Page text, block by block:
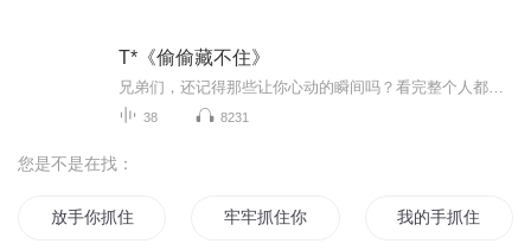
T*《偷偷藏不住》
38 8231
您是不是在找：
放手你抓住了我的灵魂 牢牢抓住你 我的手抓住了希望